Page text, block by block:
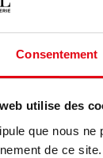
Consentement
utilise des
que nous
de ce